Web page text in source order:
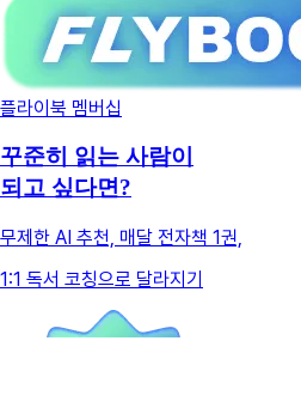
플라이북 멤버십
꾸준히 읽는 사람이
되고 싶다면?
무제한 AI 추천, 매달 전자책 1권,
1:1 독서 코칭으로 달라지기